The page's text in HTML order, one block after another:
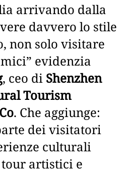
arrivando dalla
davvero lo stile
non solo visitare
evidenzia
, ceo di Shenzhen
Tourism
. Che aggiunge:
dei visitatori
culturali
artistici e